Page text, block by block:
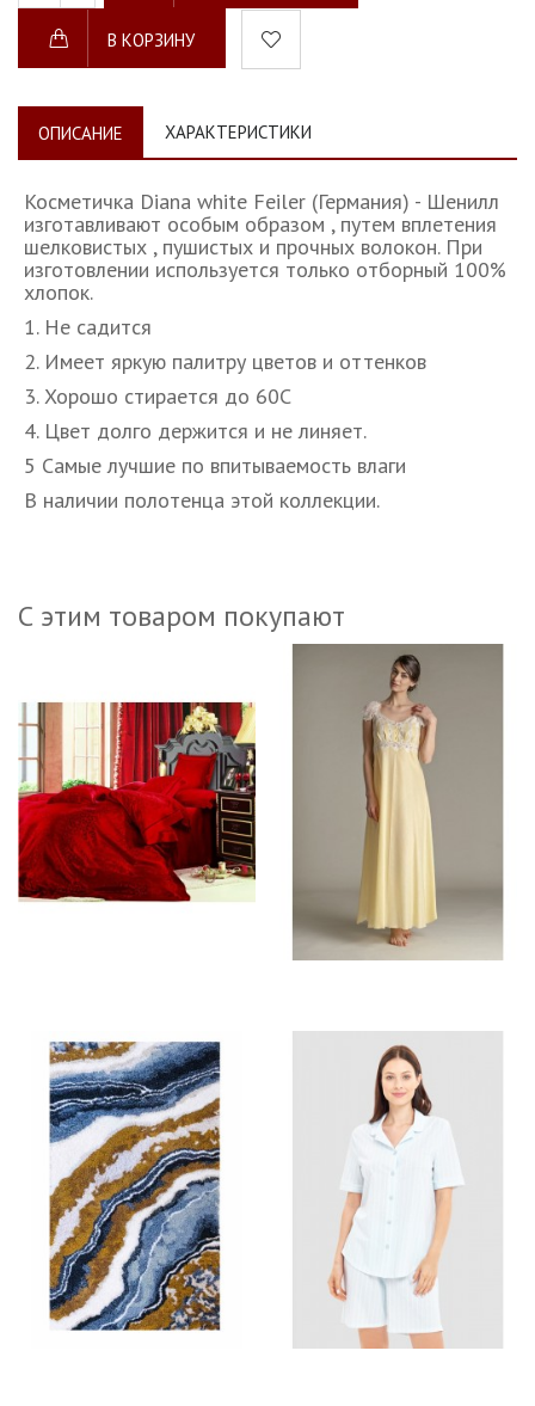
В КОРЗИНУ
ОПИСАНИЕ ХАРАКТЕРИСТИКИ
Косметичка Diana white Feiler (Германия) - Шенилл
изготавливают особым образом , путем вплетения
шелковистых , пушистых и прочных волокон. При
изготовлении используется только отборный 100%
хлопок.
1. Не садится
2. Имеет яркую палитру цветов и оттенков
3. Хорошо стирается до 60С
4. Цвет долго держится и не линяет.
5 Самые лучшие по впитываемость влаги
В наличии полотенца этой коллекции.
С этим товаром покупают